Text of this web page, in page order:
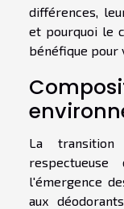
différences,
et pourquoi le
bénéfique pour
La
l'émergence
aux